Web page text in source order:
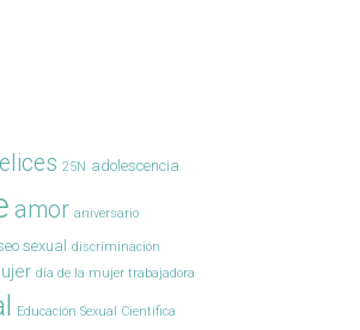
25N adolescencia
amor aniversario
sexual discriminación
día de la mujer trabajadora
Educación Sexual Científica